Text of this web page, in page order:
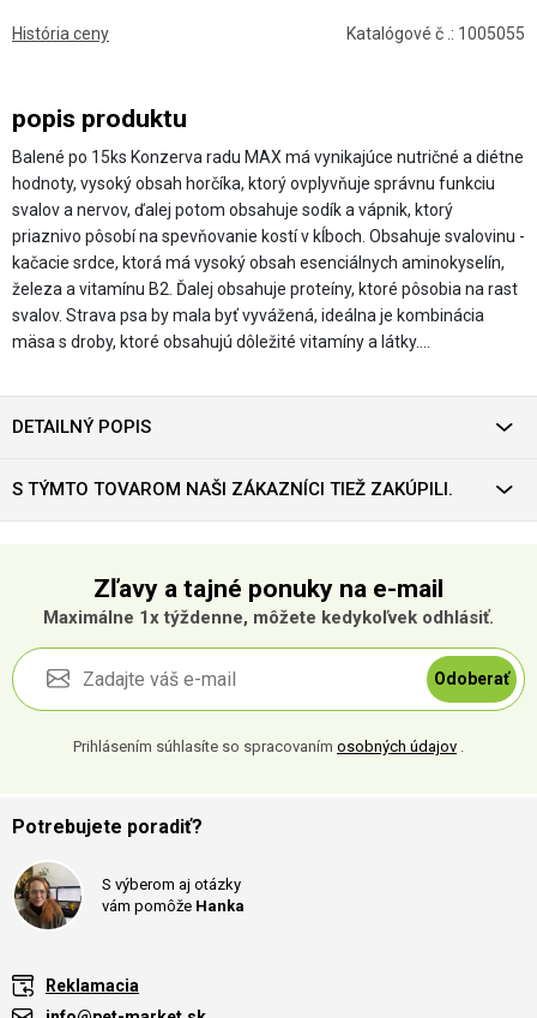
popis produktu
Balené po 15ks Konzerva radu MAX má vynikajúce nutričné a diétne
hodnoty, vysoký obsah horčíka, ktorý ovplyvňuje správnu funkciu
svalov a nervov, ďalej potom obsahuje sodík a vápnik, ktorý
priaznivo pôsobí na spevňovanie kostí v kĺboch. Obsahuje svalovinu -
kačacie srdce, ktorá má vysoký obsah esenciálnych aminokyselín,
železa a vitamínu B2. Ďalej obsahuje proteíny, ktoré pôsobia na rast
svalov. Strava psa by mala byť vyvážená, ideálna je kombinácia
mäsa s droby, ktoré obsahujú dôležité vitamíny a látky.…
História ceny Katalógové č .: 1005055
DETAILNÝ POPIS
S TÝMTO TOVAROM NAŠI ZÁKAZNÍCI TIEŽ ZAKÚPILI.
Zľavy a tajné ponuky na e-mail
Maximálne 1x týždenne, môžete kedykoľvek odhlásiť.
Odoberať
Prihlásením súhlasíte so spracovaním osobných údajov
Potrebujete poradiť?
S výberom aj otázky
vám pomôže Hanka
Reklamacia